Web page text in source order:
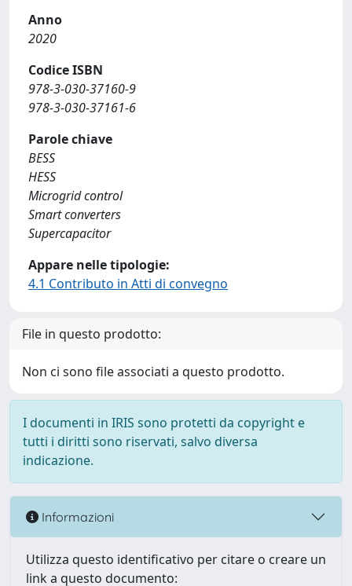
Anno
2020
Codice ISBN
978-3-030-37160-9
978-3-030-37161-6
Parole chiave
BESS
HESS
Microgrid control
Smart converters
Supercapacitor
Appare nelle tipologie:
4.1 Contributo in Atti di convegno
File in questo prodotto:
Non ci sono file associati a questo prodotto.
I documenti in IRIS sono protetti da copyright e
tutti i diritti sono riservati, salvo diversa
indicazione.
Informazioni
Utilizza questo identificativo per citare o creare un
link a questo documento: